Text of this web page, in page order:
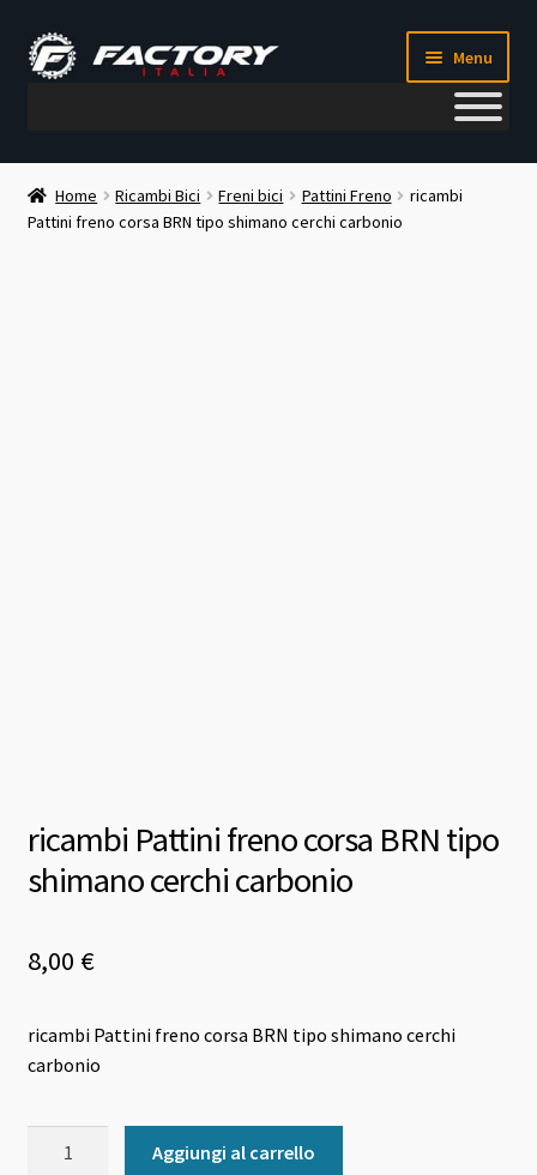
Vai
alla
Vai
al
Menu
Il mio account
Metodi di pagamento
Home Ricambi Bici Freni bici Pattini Freno
ricambi
Pattini freno corsa BRN tipo shimano cerchi carbonio
ricambi Pattini freno corsa BRN tipo
shimano cerchi carbonio
8,00 €
ricambi Pattini freno corsa BRN tipo shimano cerchi
carbonio
Aggiungi al carrello